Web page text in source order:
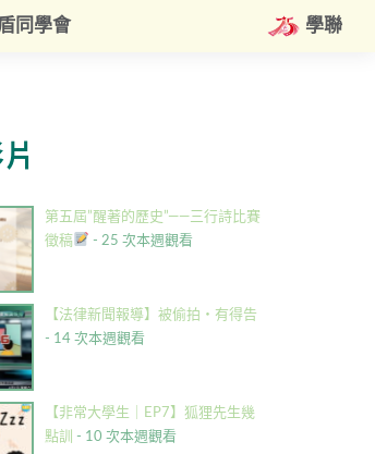
同學會 學聯
第五屆”醒著的歷史”——三行詩比賽
徵稿
- 25 次本週觀看
【法律新聞報導】被偷拍・有得告
- 14 次本週觀看
【非常大學生｜EP7】狐狸先生幾
點訓 - 10 次本週觀看